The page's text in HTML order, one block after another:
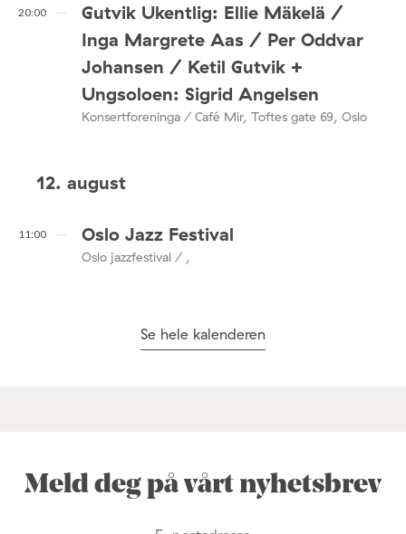
20:00
Gutvik Ukentlig: Ellie Mäkelä /
Inga Margrete Aas / Per Oddvar
Johansen / Ketil Gutvik +
Ungsoloen: Sigrid Angelsen
Konsertforeninga / Café Mir, Toftes gate 69, Oslo
12. august
11:00 Oslo Jazz Festival
Oslo jazzfestival / ,
Se hele kalenderen
Meld deg på vårt nyhetsbrev